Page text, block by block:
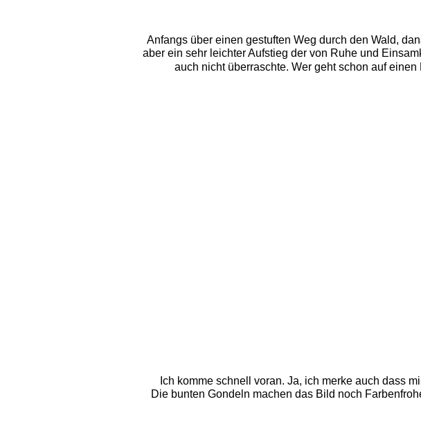
Anfangs über einen gestuften Weg durch den Wald,
aber ein sehr leichter Aufstieg der von Ruhe und
auch nicht überraschte. Wer geht schon auf
Ich komme schnell voran. Ja, ich merke auch dass
Die bunten Gondeln machen das Bild noch